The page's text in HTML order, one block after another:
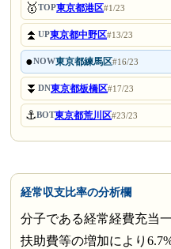
🥇TOP東京都港区#1/23
⏫UP東京都中野区#13/23
●NOW東京都練馬区#16/23
⏬DN東京都板橋区#17/23
⚓BOT東京都荒川区#23/23
経常収支比率の分析欄
分子である経常経費充当
扶助費等の増加により